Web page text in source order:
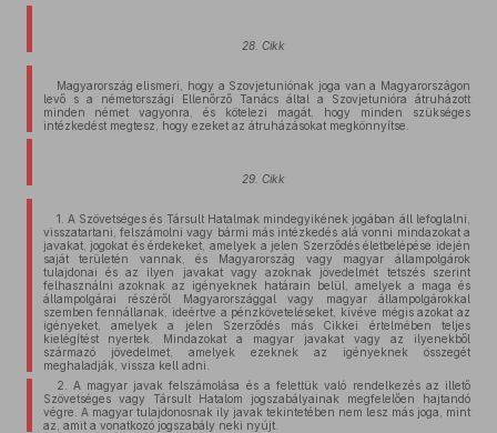
28. Cikk
Magyarország elismeri, hogy a Szovjetuniónak joga van a Magyarországon
levő s a németországi Ellenőrző Tanács által a Szovjetunióra átruházott
minden német vagyonra, és kötelezi magát, hogy minden szükséges
intézkedést megtesz, hogy ezeket az átruházásokat megkönnyítse.
29. Cikk
1. A Szövetséges és Társult Hatalmak mindegyikének jogában áll lefoglalni,
visszatartani, felszámolni vagy bármi más intézkedés alá vonni mindazokat a
javakat, jogokat és érdekeket, amelyek a jelen Szerződés életbelépése idején
saját területén vannak, és Magyarország vagy magyar állampolgárok
tulajdonai és az ilyen javakat vagy azoknak jövedelmét tetszés szerint
felhasználni azoknak az igényeknek határain belül, amelyek a maga és
állampolgárai részéről Magyarországgal vagy magyar állampolgárokkal
szemben fennállanak, ideértve a pénzköveteléseket, kivéve mégis azokat az
igényeket, amelyek a jelen Szerződés más Cikkei értelmében teljes
kielégítést nyertek. Mindazokat a magyar javakat vagy az ilyenekből
származó jövedelmet, amelyek ezeknek az igényeknek összegét
meghaladják, vissza kell adni.
2. A magyar javak felszámolása és a felettük való rendelkezés az illető
Szövetséges vagy Társult Hatalom jogszabályainak megfelelően hajtandó
végre. A magyar tulajdonosnak ily javak tekintetében nem lesz más joga, mint
az, amit a vonatkozó jogszabály neki nyújt.